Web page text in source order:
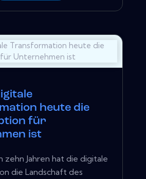
heute die
für
ist
zehn Jahren hat die digitale
die Landschaft des